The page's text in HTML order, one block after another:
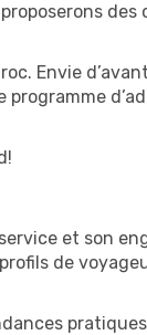
des
Envie
programme
et son
de